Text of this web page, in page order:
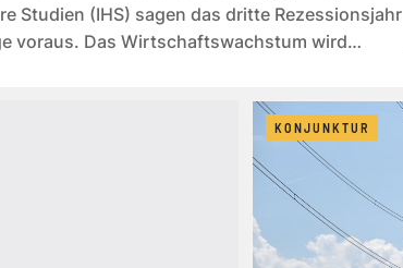
Studien (IHS) sagen das dritte Rezessionsjahr
voraus. Das Wirtschaftswachstum wird
KONJUNKTUR